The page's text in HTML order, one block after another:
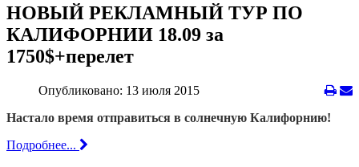
НОВЫЙ РЕКЛАМНЫЙ ТУР ПО
КАЛИФОРНИИ 18.09 за
1750$+перелет
Опубликовано: 13 июля 2015
Настало время отправиться в солнечную Калифорнию!
Подробнее...